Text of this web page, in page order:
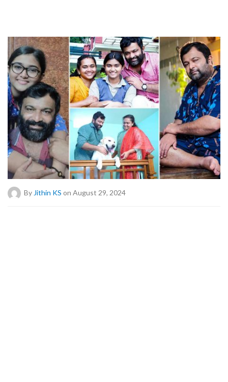
By Jithin KS on August 29, 2024